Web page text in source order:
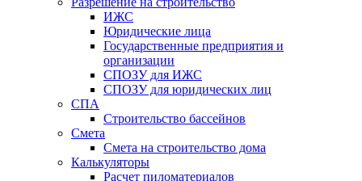
ИЖС
Юридические лица
Государственные предприятия и
организации
СПОЗУ для ИЖС
СПОЗУ для юридических лиц
СПА
Строительство бассейнов
Смета
Смета на строительство дома
Калькуляторы
Расчет пиломатериалов